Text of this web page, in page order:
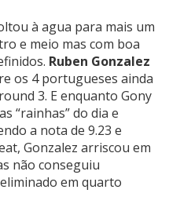
à agua para mais um
e meio mas com boa
Ruben Gonzalez
os 4 portugueses ainda
3. E enquanto Gony
“rainhas” do dia e
a nota de 9.23 e
Gonzalez arriscou em
não conseguiu
em quarto